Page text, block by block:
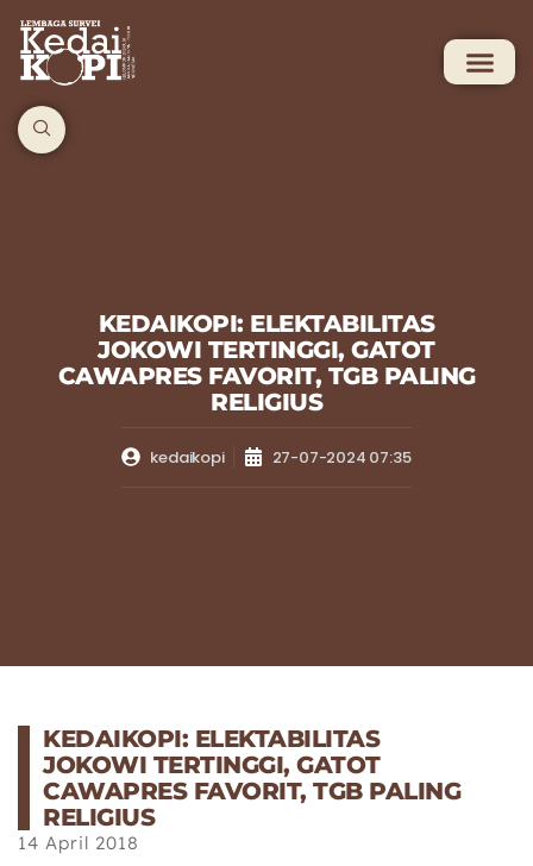
KEDAIKOPI: ELEKTABILITAS
JOKOWI TERTINGGI, GATOT
CAWAPRES FAVORIT, TGB PALING
RELIGIUS
kedaikopi 27-07-2024 07:35
KEDAIKOPI: ELEKTABILITAS
JOKOWI TERTINGGI, GATOT
CAWAPRES FAVORIT, TGB PALING
RELIGIUS
14 April 2018